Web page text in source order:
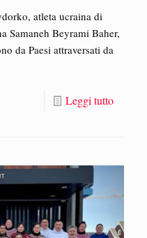
atleta ucraina di
Samaneh Beyrami Baher,
da Paesi attraversati da
Leggi tutto